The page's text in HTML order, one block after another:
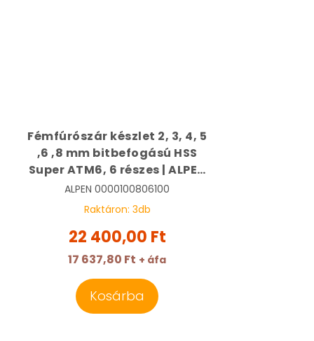
Fémfúrószár készlet 2, 3, 4, 5
,6 ,8 mm bitbefogású HSS
Super ATM6, 6 részes | ALPEN
0000100806100
ALPEN 0000100806100
Raktáron: 3db
22 400,00 Ft
17 637,80 Ft + áfa
Kosárba